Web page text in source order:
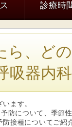
診療時
ら、ど
吸器内
ます。
防について、季節
接種についてご紹